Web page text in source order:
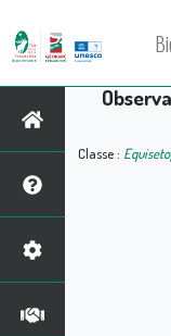
Classe :